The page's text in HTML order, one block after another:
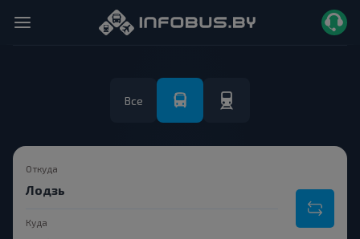
Все
Откуда
Куда